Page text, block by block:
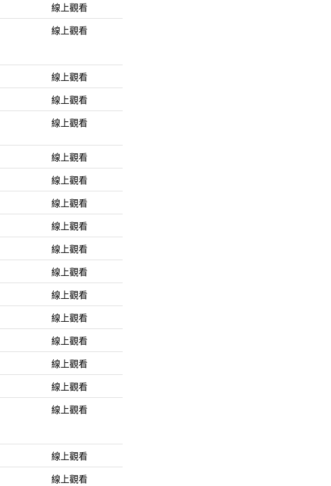
線上觀看
線上觀看
線上觀看
線上觀看
線上觀看
線上觀看
線上觀看
線上觀看
線上觀看
線上觀看
線上觀看
線上觀看
線上觀看
線上觀看
線上觀看
線上觀看
線上觀看
線上觀看
線上觀看